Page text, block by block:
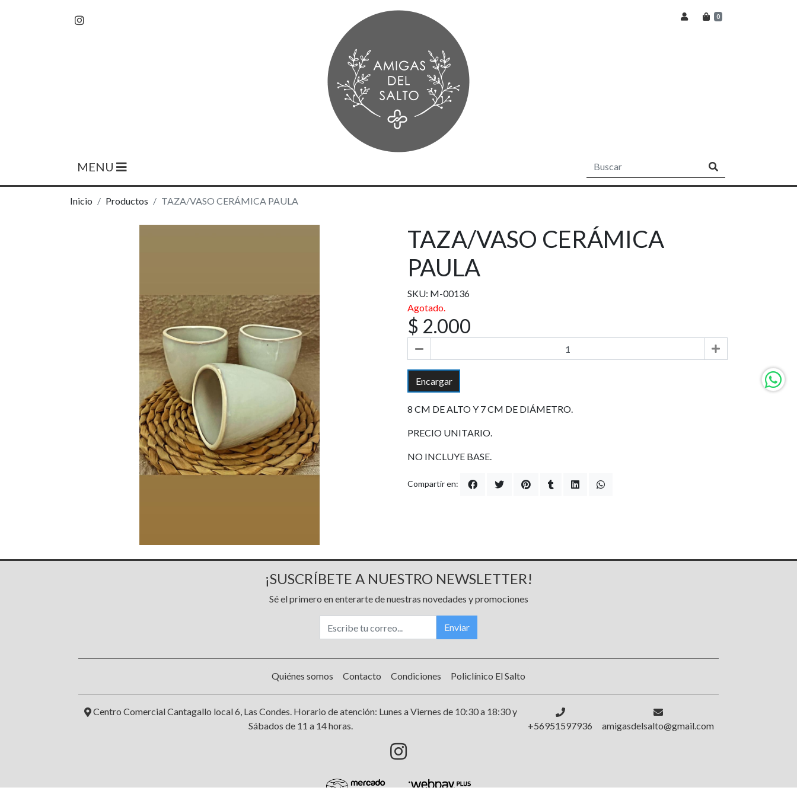
0
MENU
Inicio Productos TAZA/VASO CERÁMICA PAULA
TAZA/VASO CERÁMICA
PAULA
SKU: M-00136
Agotado.
$ 2.000
Encargar
8 CM DE ALTO Y 7 CM DE DIÁMETRO.
PRECIO UNITARIO.
NO INCLUYE BASE.
Compartir en:
¡SUSCRÍBETE A NUESTRO NEWSLETTER!
Sé el primero en enterarte de nuestras novedades y promociones
Enviar
Quiénes somos Contacto Condiciones Policlínico El Salto
Centro Comercial Cantagallo local 6, Las Condes. Horario de atención: Lunes a Viernes de 10:30 a 18:30 y
Sábados de 11 a 14 horas.
+56951597936 amigasdelsalto@gmail.com